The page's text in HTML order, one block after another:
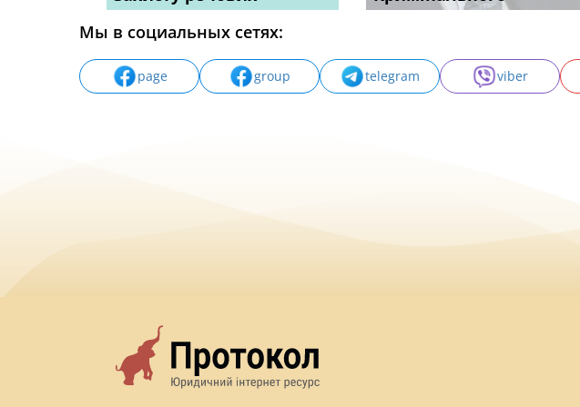
Мы в социальных сетях:
page group telegram viber